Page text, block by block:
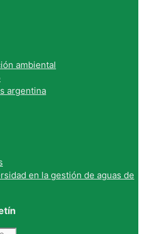
ambiental
argentina
en la gestión de aguas de